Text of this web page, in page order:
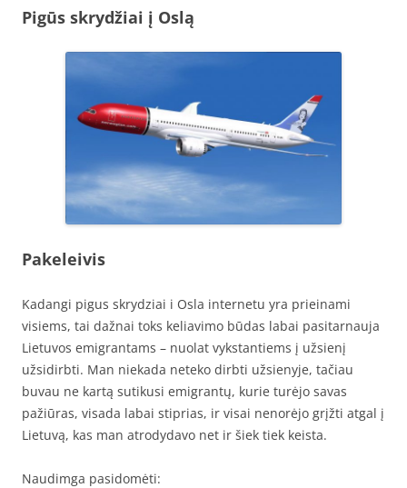
Pigūs skrydžiai į Oslą
Pakeleivis
Kadangi pigus skrydziai i Osla internetu yra prieinami
visiems, tai dažnai toks keliavimo būdas labai pasitarnauja
Lietuvos emigrantams – nuolat vykstantiems į užsienį
užsidirbti. Man niekada neteko dirbti užsienyje, tačiau
buvau ne kartą sutikusi emigrantų, kurie turėjo savas
pažiūras, visada labai stiprias, ir visai nenorėjo grįžti atgal į
Lietuvą, kas man atrodydavo net ir šiek tiek keista.
Naudimga pasidomėti: